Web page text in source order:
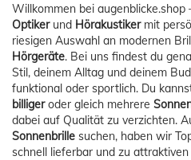
Willkommen bei augenblicke.shop
Optikerund Hörakustikermit
riesigen Auswahl an modernen
Hörgeräte. Bei uns findest du
Stil, deinem Alltag und deinem
funktional oder sportlich. Du
billigeroder gleich mehrere
dabei auf Qualität zu verzichten.
Sonnenbrille suchen, haben wir
schnell lieferbar und zu attraktiven